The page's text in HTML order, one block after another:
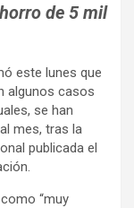
de 5 mil
este lunes que
algunos casos
se han
mes, tras la
publicada el
“muy